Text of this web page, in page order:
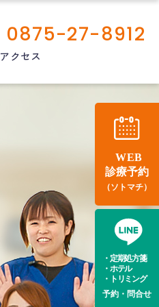
0875-27-8912
アクセス